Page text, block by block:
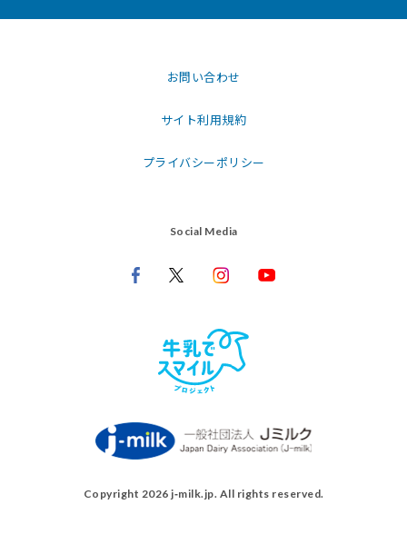
Copyright 2026 j‑milk.jp. All rights reserved.
お問い合わせ
サイト利用規約
プライバシーポリシー
Social Media